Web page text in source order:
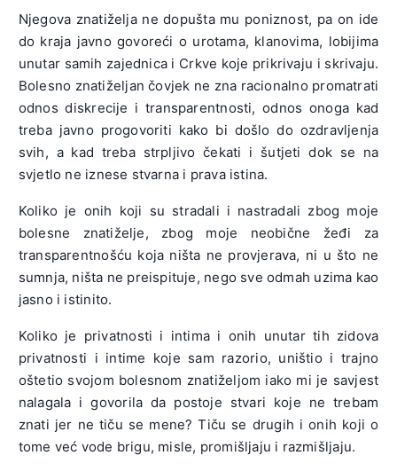
Njegova znatiželja ne dopušta mu poniznost, pa on ide
do kraja javno govoreći o urotama, klanovima, lobijima
unutar samih zajednica i Crkve koje prikrivaju i skrivaju.
Bolesno znatiželjan čovjek ne zna racionalno promatrati
odnos diskrecije i transparentnosti, odnos onoga kad
treba javno progovoriti kako bi došlo do ozdravljenja
svih, a kad treba strpljivo čekati i šutjeti dok se na
svjetlo ne iznese stvarna i prava istina.
Koliko je onih koji su stradali i nastradali zbog moje
bolesne znatiželje, zbog moje neobične žeđi za
transparentnošću koja ništa ne provjerava, ni u što ne
sumnja, ništa ne preispituje, nego sve odmah uzima kao
jasno i istinito.
Koliko je privatnosti i intima i onih unutar tih zidova
privatnosti i intime koje sam razorio, uništio i trajno
oštetio svojom bolesnom znatiželjom iako mi je savjest
nalagala i govorila da postoje stvari koje ne trebam
znati jer ne tiču se mene? Tiču se drugih i onih koji o
tome već vode brigu, misle, promišljaju i razmišljaju.